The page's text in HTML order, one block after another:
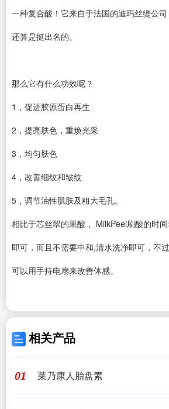
一种复合酸！它来自于法国的迪玛丝缇公
还算是挺出名的。
那么它有什么功效呢？
1，促进胶原蛋白再生
2，提亮肤色，重焕光采
3，均匀肤色
4，改善细纹和皱纹
5，调节油性肌肤及粗大毛孔。
相比于芯丝翠的果酸， MilkPeel刷酸的时
即可，而且不需要中和,清水洗净即可，不
可以用手持电扇来改善体感。
相关产品
01 莱乃康人胎盘素